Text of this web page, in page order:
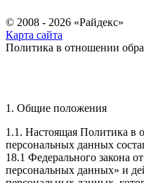
© 2008 - 2026 «Райдекс»
Карта сайта
Политика в отношении
1. Общие положения
1.1. Настоящая Политика в
персональных данных
18.1 Федерального закона
персональных данных» и